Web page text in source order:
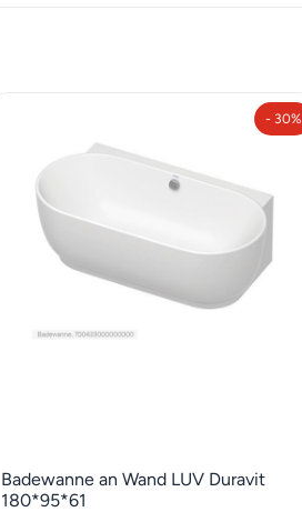
- 30%
Badewanne an Wand LUV Duravit
180*95*61